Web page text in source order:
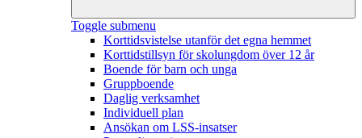
Toggle submenu
Korttidsvistelse utanför det egna hemmet
Korttidstillsyn för skolungdom över 12 år
Boende för barn och unga
Gruppboende
Daglig verksamhet
Individuell plan
Ansökan om LSS-insatser